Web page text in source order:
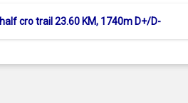
half cro trail 23.60 KM, 1740m D+/D-